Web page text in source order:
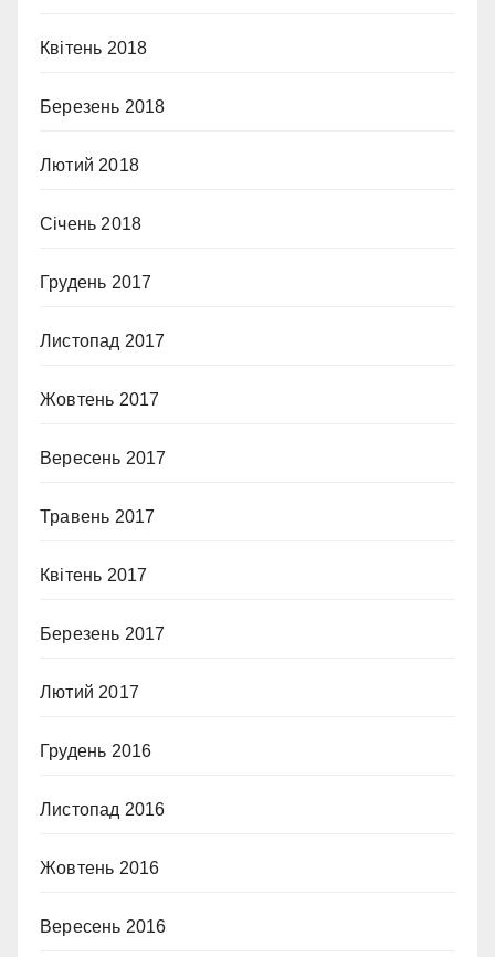
Квітень 2018
Березень 2018
Лютий 2018
Січень 2018
Грудень 2017
Листопад 2017
Жовтень 2017
Вересень 2017
Травень 2017
Квітень 2017
Березень 2017
Лютий 2017
Грудень 2016
Листопад 2016
Жовтень 2016
Вересень 2016